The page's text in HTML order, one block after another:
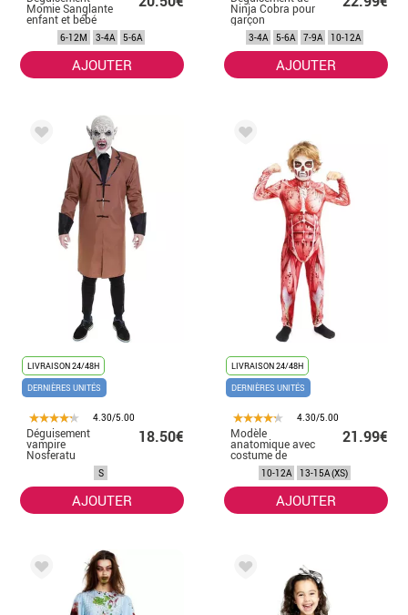
Momie Sanglante
enfant et bébé
6-12M 3-4A 5-6A
AJOUTER
Ninja Cobra pour
garçon
3-4A 5-6A 7-9A 10-12A
AJOUTER
LIVRAISON 24/48H
DERNIÈRES UNITÉS
4.30/5.00
Déguisement
vampire
Nosferatu
18.50€
S
AJOUTER
LIVRAISON 24/48H
DERNIÈRES UNITÉS
4.30/5.00
Modèle
anatomique avec
costume de
muscles pour
enfants et
adolescents
21.99€
10-12A 13-15A (XS)
AJOUTER